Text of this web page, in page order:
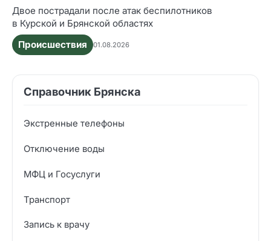
Двое пострадали после атак беспилотников
в Курской и Брянской областях
Происшествия
01.08.2026
Справочник Брянска
Экстренные телефоны
Отключение воды
МФЦ и Госуслуги
Транспорт
Запись к врачу